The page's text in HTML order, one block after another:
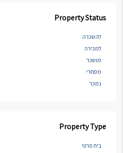
Property Status
להשכרה
למכירה
מושכר
מסחרי
נמכר
Property Type
בית פרטי